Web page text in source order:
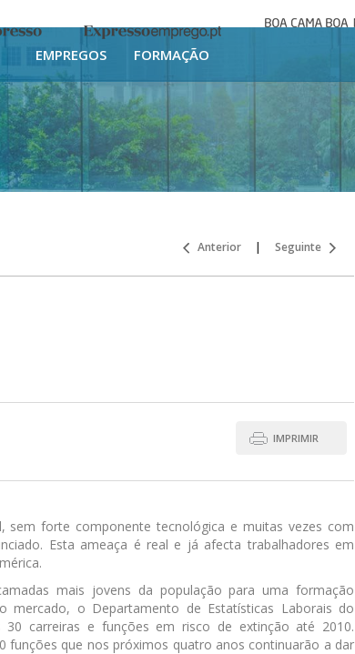
Expresso Emprego
mesa
EMPREGOS FORMAÇÃO
Anterior | Seguinte
IMPRIMIR
sem forte componente tecnológica e muitas vezes com
Esta ameaça é real e já afecta trabalhadores em
mais jovens da população para uma formação
mercado, o Departamento de Estatísticas Laborais do
30 carreiras e funções em risco de extinção até 2010.
funções que nos próximos quatro anos continuarão a dar